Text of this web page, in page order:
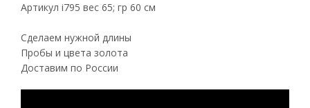
Артикул i795 вес 65; гр 60 см
Сделаем нужной длины
Пробы и цвета золота
Доставим по России